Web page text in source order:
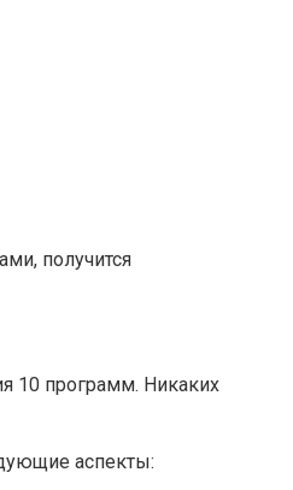
получится
10 программ. Никаких
аспекты: